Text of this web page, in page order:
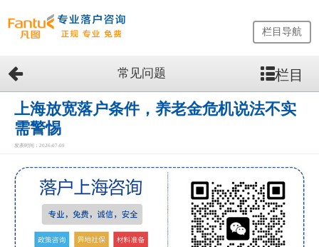
网
站
首
页
留
生
栏目导航
常见问题 栏目
上海放宽落户条件，养老金危机说法不实
需警惕
发表时间：2026-07-09